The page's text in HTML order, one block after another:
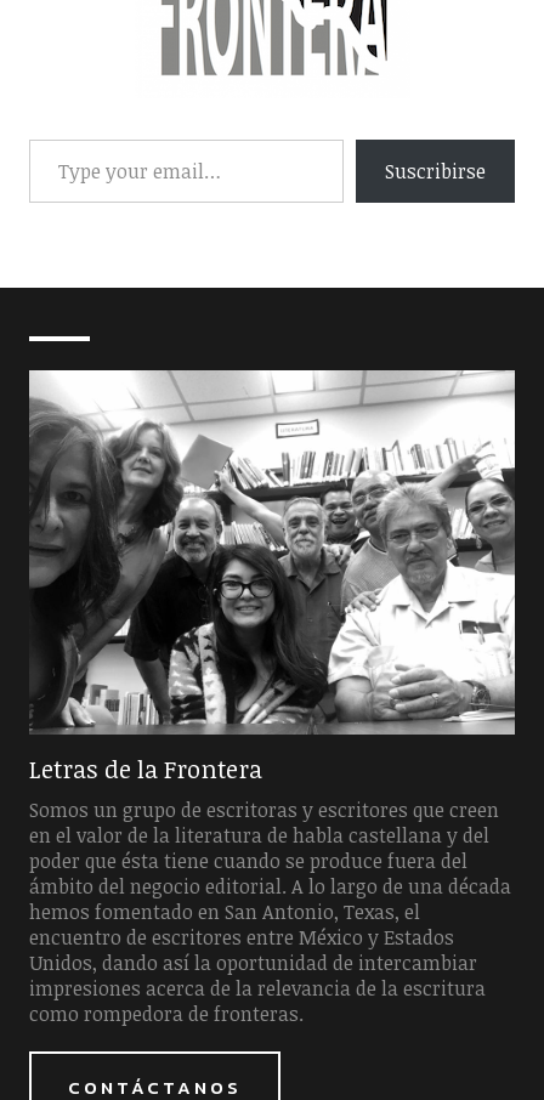
Suscribirse
Letras de la Frontera
Somos un grupo de escritoras y escritores que creen
en el valor de la literatura de habla castellana y del
poder que ésta tiene cuando se produce fuera del
ámbito del negocio editorial. A lo largo de una década
hemos fomentado en San Antonio, Texas, el
encuentro de escritores entre México y Estados
Unidos, dando así la oportunidad de intercambiar
impresiones acerca de la relevancia de la escritura
como rompedora de fronteras.
CONTÁCTANOS